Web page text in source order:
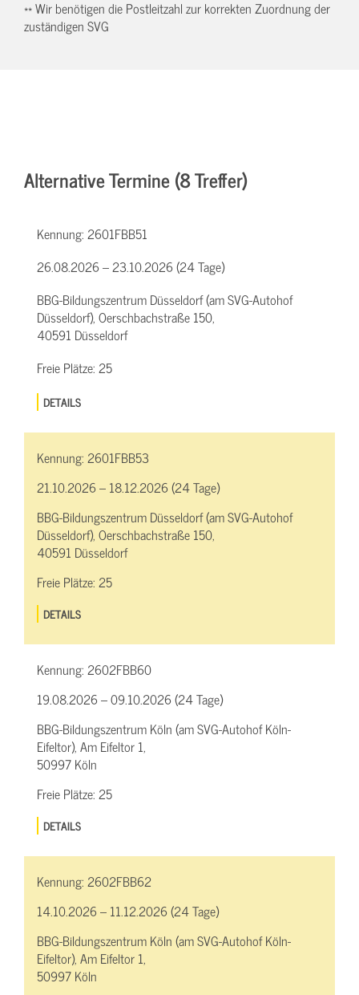
** Wir benötigen die Postleitzahl zur korrekten Zuordnung der
zuständigen SVG
Alternative Termine (8 Treffer)
Kennung:2601FBB51
26.08.2026 – 23.10.2026 (24 Tage)
BBG-Bildungszentrum Düsseldorf (am SVG-Autohof
Düsseldorf), Oerschbachstraße 150,
40591 Düsseldorf
Freie Plätze:25
DETAILS
Kennung:2601FBB53
21.10.2026 – 18.12.2026 (24 Tage)
BBG-Bildungszentrum Düsseldorf (am SVG-Autohof
Düsseldorf), Oerschbachstraße 150,
40591 Düsseldorf
Freie Plätze:25
DETAILS
Kennung:2602FBB60
19.08.2026 – 09.10.2026 (24 Tage)
BBG-Bildungszentrum Köln (am SVG-Autohof Köln-
Eifeltor), Am Eifeltor 1,
50997 Köln
Freie Plätze:25
DETAILS
Kennung:2602FBB62
14.10.2026 – 11.12.2026 (24 Tage)
BBG-Bildungszentrum Köln (am SVG-Autohof Köln-
Eifeltor), Am Eifeltor 1,
50997 Köln